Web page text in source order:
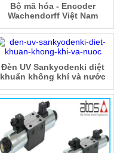
Bộ mã hóa - Encoder
Wachendorff Việt Nam
Đèn UV Sankyodenki diệt
khuẩn không khí và nước